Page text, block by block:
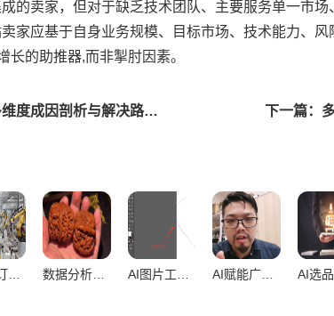
的卖家，但对于缺乏技术团队、主要服务单一市
家应基于自身业务规模、目标市场、技术能力、
的助推器,而非掣肘因素。
上一篇：信用卡支付失败率高，多维度成因剖析与解决路径探索 下一篇：
自动化订单管理，多平台卖家破局利器 数据分析工具赋能卖家精准定位，销售趋势与客户行为深度剖析 AI图片工具在独立站视觉素材中的应用，深度解析与实战指南 AI赋能广告文案，多版本快速测试的终极指南